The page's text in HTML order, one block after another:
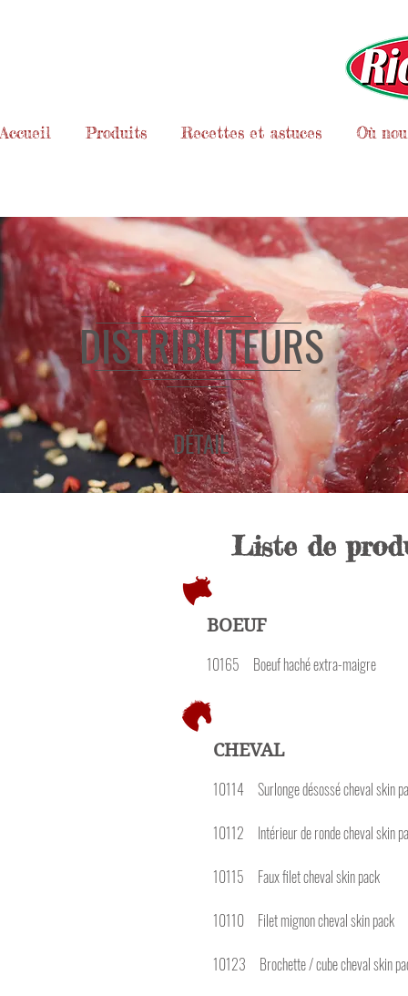
Accueil Produits Recettes et astuces Où
DISTRIBUTEURS
DÉTAIL
Liste de
BOEUF
10165 Boeuf
CHEVAL
10114 Surlonge
10112 Intérieur de
10115 Faux filet
10110 Filet mignon
10123 Brochette /